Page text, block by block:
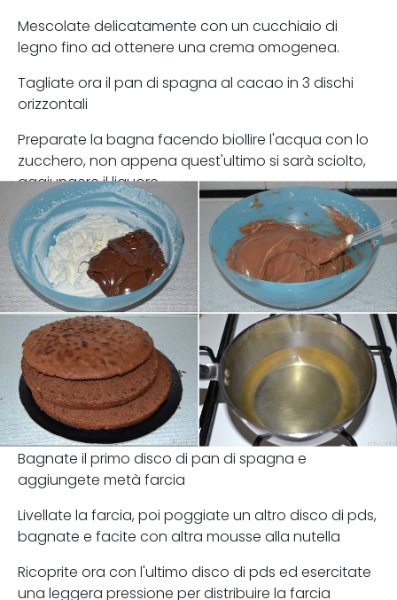
Mescolate delicatamente con un cucchiaio di
legno fino ad ottenere una crema omogenea.
Tagliate ora il pan di spagna al cacao in 3 dischi
orizzontali
Preparate la bagna facendo biollire l'acqua con lo
zucchero, non appena quest'ultimo si sarà sciolto,
aggiungere il liquore.
Bagnate il primo disco di pan di spagna e
aggiungete metà farcia
Livellate la farcia, poi poggiate un altro disco di pds,
bagnate e facite con altra mousse alla nutella
Ricoprite ora con l'ultimo disco di pds ed esercitate
una leggera pressione per distribuire la farcia